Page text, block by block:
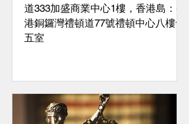
道333加盛商業中心1樓，香港島：香
港銅鑼灣禮頓道77號禮頓中心八樓十
五室